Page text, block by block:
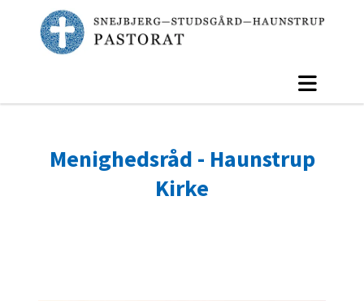
Menighedsråd - Haunstrup
Kirke